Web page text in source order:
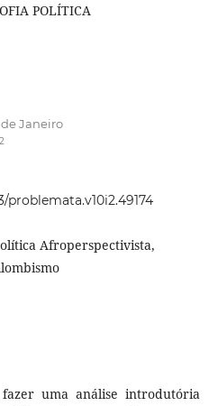
POLÍTICA
Janeiro
problemata.v10i2.49174
Afroperspectivista,
uma análise introdutória